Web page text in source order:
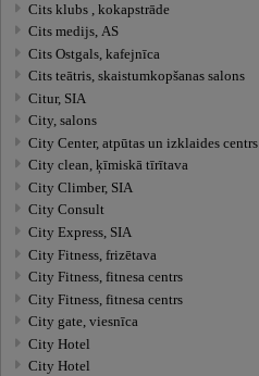
Cits klubs , kokapstrāde
Cits medijs, AS
Cits Ostgals, kafejnīca
Cits teātris, skaistumkopšanas salons
Citur, SIA
City, salons
City Center, atpūtas un izklaides centrs
City clean, ķīmiskā tīrītava
City Climber, SIA
City Consult
City Express, SIA
City Fitness, frizētava
City Fitness, fitnesa centrs
City Fitness, fitnesa centrs
City gate, viesnīca
City Hotel
City Hotel